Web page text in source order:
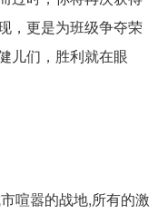
，更是为班级争夺荣
儿们，胜利就在眼
喧嚣的战地,所有的激